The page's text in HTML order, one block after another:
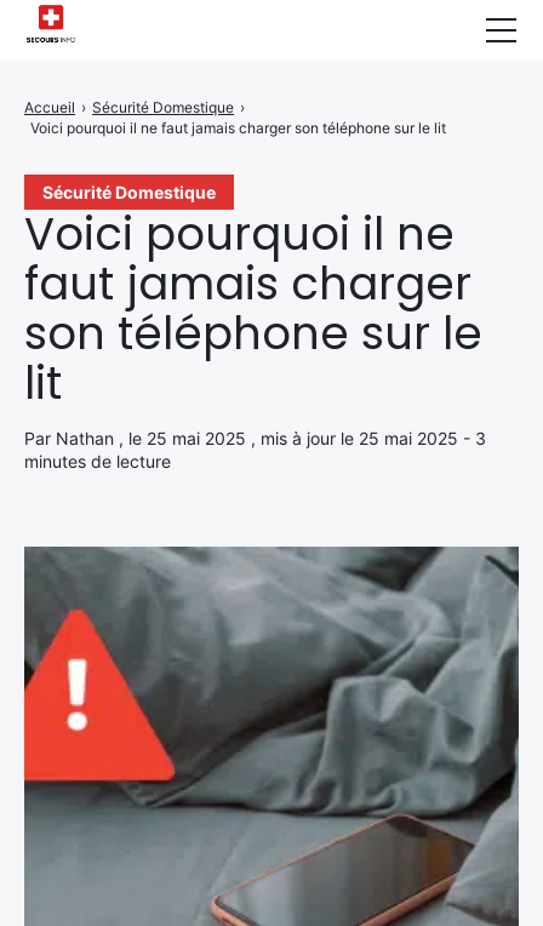
Sécurité Domestique
Voici pourquoi il ne
faut jamais charger
son téléphone sur le
lit
Par Nathan , le 25 mai 2025 , mis à jour le 25 mai 2025 - 3
minutes de lecture
Accueil › Sécurité Domestique ›
Voici pourquoi il ne faut jamais charger son téléphone sur le lit
Infos & Conseils
Actualités des Secours
Santé & Bien-être
A propos de Nous
Contactez-nous
Politique de Confidentialité